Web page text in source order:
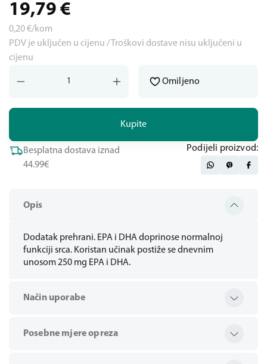
Opis
Dodatak prehrani. EPA i DHA doprinose normalnoj
funkciji srca. Koristan učinak postiže se dnevnim
unosom 250 mg EPA i DHA.
Način uporabe
Posebne mjere opreza
19,79 €
0,20€/kom
PDV je uključen u cijenu / Troškovi dostave nisu uključeni u
cijenu
Kupite
Omiljeno
Besplatna dostava iznad
44.99€
Podijeli proizvod: